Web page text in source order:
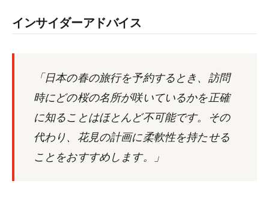
インサイダーアドバイス
「日本の春の旅行を予約するとき、訪問
時にどの桜の名所が咲いているかを正確
に知ることはほとんど不可能です。その
代わり、花見の計画に柔軟性を持たせる
ことをおすすめします。」